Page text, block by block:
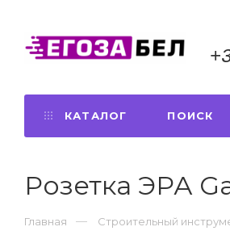
КАТАЛОГ ПОИСК
Розетка ЭРА
Главная Строительный